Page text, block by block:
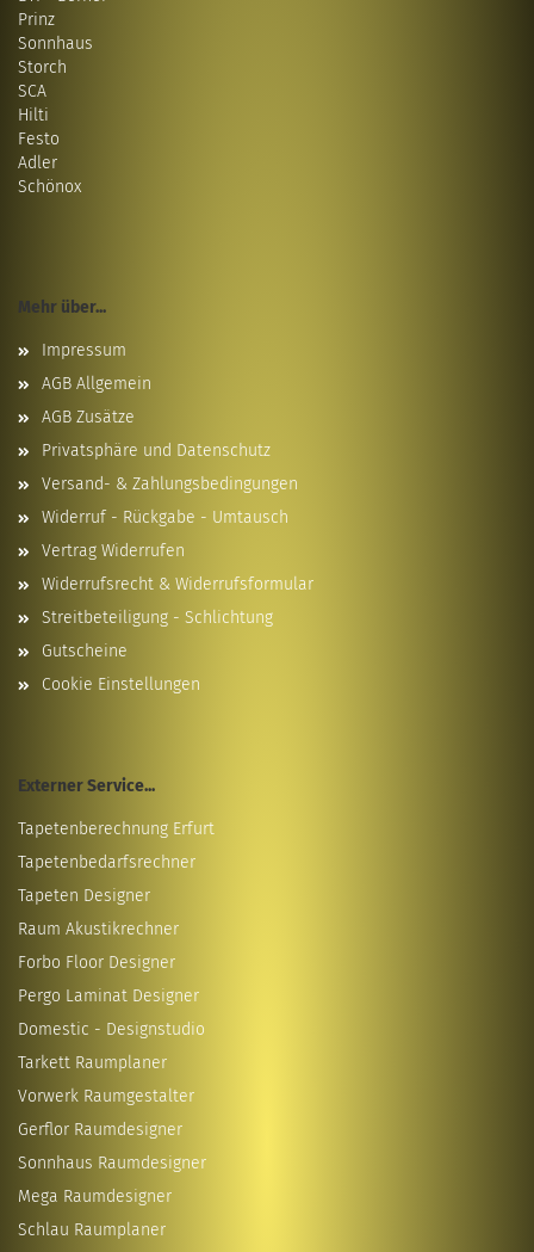
Prinz
Sonnhaus
Storch
SCA
Hilti
Festo
Adler
Schönox
Mehr über...
Impressum
AGB Allgemein
AGB Zusätze
Privatsphäre und Datenschutz
Versand- & Zahlungsbedingungen
Widerruf - Rückgabe - Umtausch
Vertrag Widerrufen
Widerrufsrecht & Widerrufsformular
Streitbeteiligung - Schlichtung
Gutscheine
Cookie Einstellungen
Externer Service...
Tapetenberechnung Erfurt
Tapetenbedarfsrechner
Tapeten Designer
Raum Akustikrechner
Forbo Floor Designer
Pergo Laminat Designer
Domestic - Designstudio
Tarkett Raumplaner
Vorwerk Raumgestalter
Gerflor Raumdesigner
Sonnhaus Raumdesigner
Mega Raumdesigner
Schlau Raumplaner